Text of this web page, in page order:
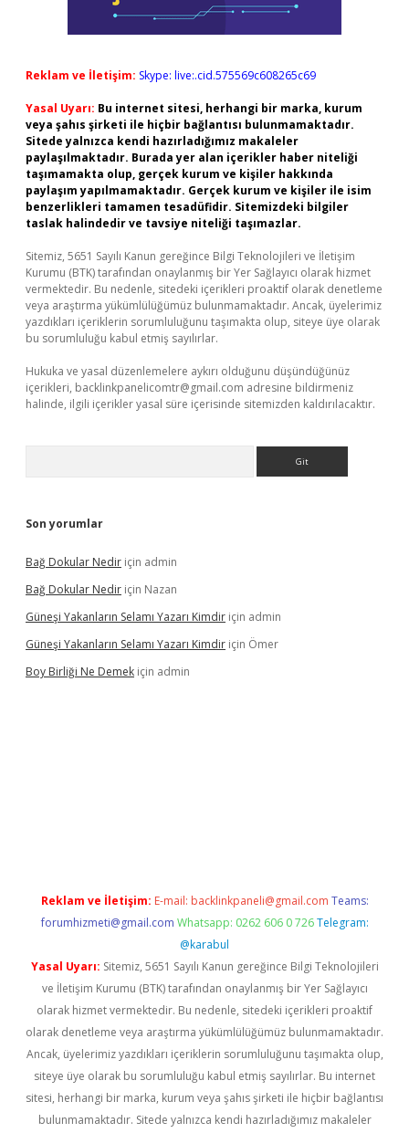
Reklam ve İletişim: Skype: live:.cid.575569c608265c69
Yasal Uyarı: Bu internet sitesi, herhangi bir marka, kurum
veya şahıs şirketi ile hiçbir bağlantısı bulunmamaktadır.
Sitede yalnızca kendi hazırladığımız makaleler
paylaşılmaktadır. Burada yer alan içerikler haber niteliği
taşımamakta olup, gerçek kurum ve kişiler hakkında
paylaşım yapılmamaktadır. Gerçek kurum ve kişiler ile isim
benzerlikleri tamamen tesadüfidir. Sitemizdeki bilgiler
taslak halindedir ve tavsiye niteliği taşımazlar.
Sitemiz, 5651 Sayılı Kanun gereğince Bilgi Teknolojileri ve İletişim
Kurumu (BTK) tarafından onaylanmış bir Yer Sağlayıcı olarak hizmet
vermektedir. Bu nedenle, sitedeki içerikleri proaktif olarak denetleme
veya araştırma yükümlülüğümüz bulunmamaktadır. Ancak, üyelerimiz
yazdıkları içeriklerin sorumluluğunu taşımakta olup, siteye üye olarak
bu sorumluluğu kabul etmiş sayılırlar.
Hukuka ve yasal düzenlemelere aykırı olduğunu düşündüğünüz
içerikleri, backlinkpanelicomtr@gmail.com adresine bildirmeniz
halinde, ilgili içerikler yasal süre içerisinde sitemizden kaldırılacaktır.
Son yorumlar
Bağ Dokular Nedir için admin
Bağ Dokular Nedir için Nazan
Güneşi Yakanların Selamı Yazarı Kimdir için admin
Güneşi Yakanların Selamı Yazarı Kimdir için Ömer
Boy Birliği Ne Demek için admin
Reklam ve İletişim: E-mail: backlinkpaneli@gmail.com Teams:
forumhizmeti@gmail.com Whatsapp: 0262 606 0 726 Telegram:
@karabul
Yasal Uyarı: Sitemiz, 5651 Sayılı Kanun gereğince Bilgi Teknolojileri
ve İletişim Kurumu (BTK) tarafından onaylanmış bir Yer Sağlayıcı
olarak hizmet vermektedir. Bu nedenle, sitedeki içerikleri proaktif
olarak denetleme veya araştırma yükümlülüğümüz bulunmamaktadır.
Ancak, üyelerimiz yazdıkları içeriklerin sorumluluğunu taşımakta olup,
siteye üye olarak bu sorumluluğu kabul etmiş sayılırlar. Bu internet
sitesi, herhangi bir marka, kurum veya şahıs şirketi ile hiçbir bağlantısı
bulunmamaktadır. Sitede yalnızca kendi hazırladığımız makaleler